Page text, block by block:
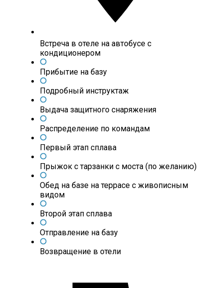
Встреча в отеле на автобусе с
кондиционером
Прибытие на базу
Подробный инструктаж
Выдача защитного снаряжения
Распределение по командам
Первый этап сплава
Прыжок с тарзанки с моста (по желанию)
Обед на базе на террасе с живописным
видом
Второй этап сплава
Отправление на базу
Возвращение в отели